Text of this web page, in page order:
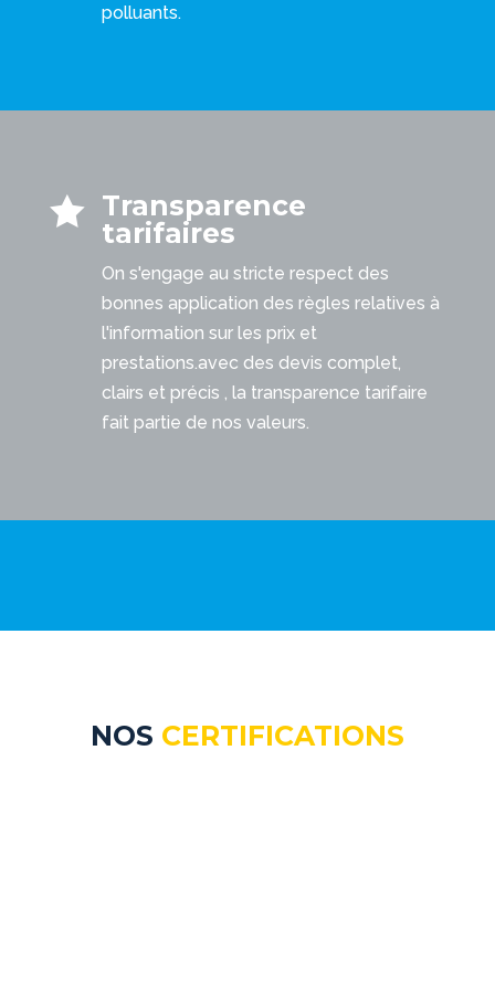
polluants.
 Transparence
tarifaires
On s'engage au stricte respect des
bonnes application des règles relatives à
l'information sur les prix et
prestations.avec des devis complet,
clairs et précis , la transparence tarifaire
fait partie de nos valeurs.
NOS CERTIFICATIONS